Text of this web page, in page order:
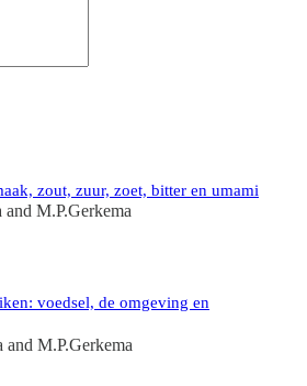
zout, zuur, zoet, bitter en umami
and M.P.Gerkema
voedsel, de omgeving en
and M.P.Gerkema